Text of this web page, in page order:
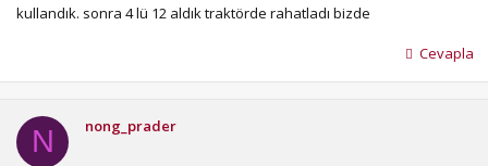
kullandık. sonra 4 lü 12 aldık traktörde rahatladı bizde
Cevapla
N nong_prader